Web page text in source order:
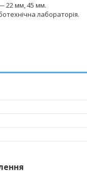
22 мм, 45 мм.
лабораторія.